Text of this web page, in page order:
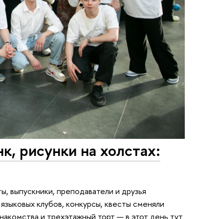
рисунки на холстах:
выпускники, преподаватели и друзья
клубов, конкурсы, квесты сменяли
и трехэтажный торт — в этот день тут